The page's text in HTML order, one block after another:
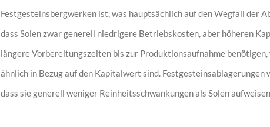
Festgesteinsbergwerken ist, was hauptsächlich auf den Wegfall der
dass Solen zwar generell niedrigere Betriebskosten, aber höheren
längere Vorbereitungszeiten bis zur Produktionsaufnahme
ähnlich in Bezug auf den Kapitalwert sind.
dass sie generell weniger Reinheitsschwankungen als Solen